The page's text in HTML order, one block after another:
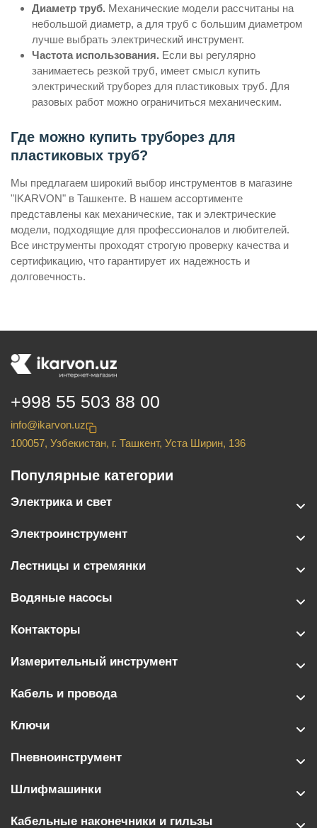
Диаметр труб. Механические модели рассчитаны на
небольшой диаметр, а для труб с большим диаметром
лучше выбрать электрический инструмент.
Частота использования. Если вы регулярно
занимаетесь резкой труб, имеет смысл купить
электрический труборез для пластиковых труб. Для
разовых работ можно ограничиться механическим.
Где можно купить труборез для
пластиковых труб?
Мы предлагаем широкий выбор инструментов в магазине
"IKARVON" в Ташкенте. В нашем ассортименте
представлены как механические, так и электрические
модели, подходящие для профессионалов и любителей.
Все инструменты проходят строгую проверку качества и
сертификацию, что гарантирует их надежность и
долговечность.
+998 55 503 88 00
info@ikarvon.uz
100057, Узбекистан, г. Ташкент, Уста Ширин, 136
Популярные категории
Электрика и свет
Электроинструмент
Лестницы и стремянки
Водяные насосы
Контакторы
Измерительный инструмент
Кабель и провода
Ключи
Пневноинструмент
Шлифмашинки
Кабельные наконечники и гильзы